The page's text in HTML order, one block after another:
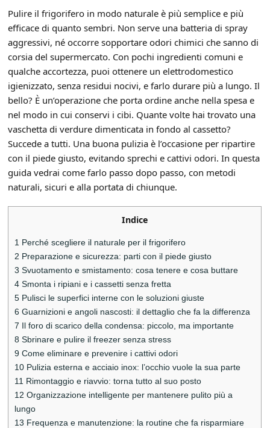
Pulire il frigorifero in modo naturale è più semplice e più
efficace di quanto sembri. Non serve una batteria di spray
aggressivi, né occorre sopportare odori chimici che sanno di
corsia del supermercato. Con pochi ingredienti comuni e
qualche accortezza, puoi ottenere un elettrodomestico
igienizzato, senza residui nocivi, e farlo durare più a lungo. Il
bello? È un’operazione che porta ordine anche nella spesa e
nel modo in cui conservi i cibi. Quante volte hai trovato una
vaschetta di verdure dimenticata in fondo al cassetto?
Succede a tutti. Una buona pulizia è l’occasione per ripartire
con il piede giusto, evitando sprechi e cattivi odori. In questa
guida vedrai come farlo passo dopo passo, con metodi
naturali, sicuri e alla portata di chiunque.
Indice
1 Perché scegliere il naturale per il frigorifero
2 Preparazione e sicurezza: parti con il piede giusto
3 Svuotamento e smistamento: cosa tenere e cosa buttare
4 Smonta i ripiani e i cassetti senza fretta
5 Pulisci le superfici interne con le soluzioni giuste
6 Guarnizioni e angoli nascosti: il dettaglio che fa la differenza
7 Il foro di scarico della condensa: piccolo, ma importante
8 Sbrinare e pulire il freezer senza stress
9 Come eliminare e prevenire i cattivi odori
10 Pulizia esterna e acciaio inox: l’occhio vuole la sua parte
11 Rimontaggio e riavvio: torna tutto al suo posto
12 Organizzazione intelligente per mantenere pulito più a
lungo
13 Frequenza e manutenzione: la routine che fa risparmiare